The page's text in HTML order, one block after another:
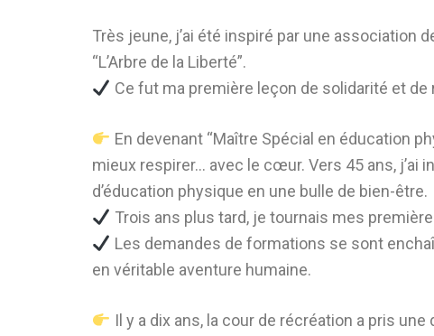
Très jeune, j’ai été inspiré par une association
“L’Arbre de la Liberté”.
Ce fut ma première leçon de solidarité et
En devenant “Maître Spécial en éducation
mieux respirer… avec le cœur. Vers 45 ans, j’ai
d’éducation physique en une bulle de bien-être.
Trois ans plus tard, je tournais mes
Les demandes de formations se sont
en véritable aventure humaine.
Il y a dix ans, la cour de récréation a pris